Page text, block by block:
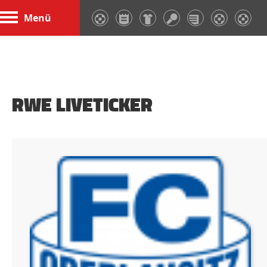
Menü
RWE LIVETICKER